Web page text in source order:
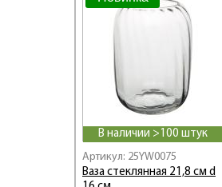
В наличии >100 штук
Артикул: 25YW0075
Ваза стеклянная 21,8 см d